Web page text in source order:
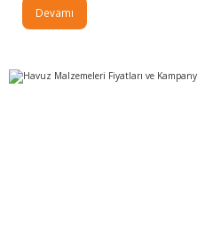
Devamı